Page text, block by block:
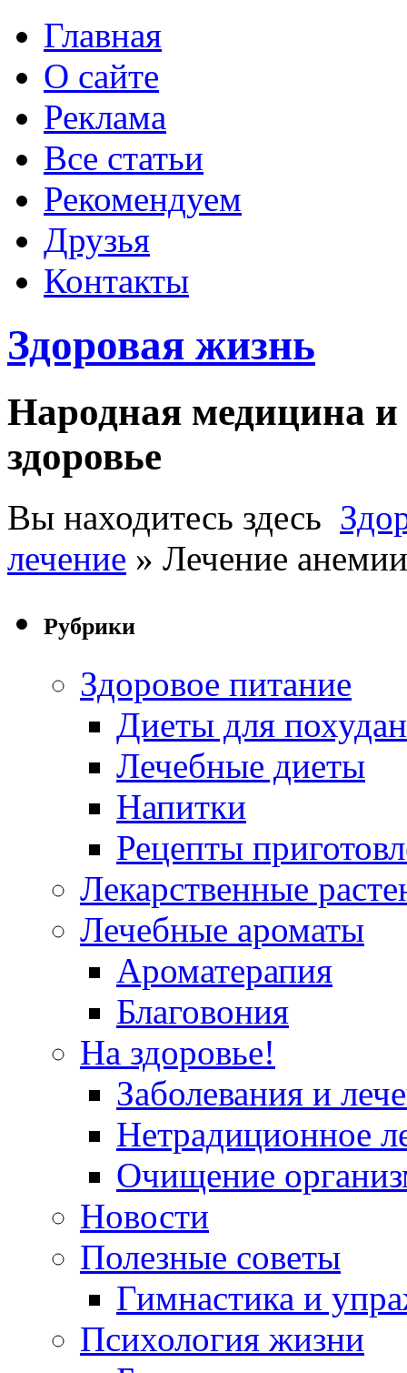
Главная
О сайте
Реклама
Все статьи
Рекомендуем
Друзья
Контакты
Здоровая жизнь
Народная медицина и
здоровье
Вы находитесь здесь
лечение » Лечение
Рубрики
Здоровое питание
Диеты для
Лечебные диеты
Напитки
Рецепты
Лекарственные
Лечебные ароматы
Ароматерапия
Благовония
На здоровье!
Заболевания и
Нетрадиционное
Очищение
Новости
Полезные советы
Гимнастика и
Психология жизни